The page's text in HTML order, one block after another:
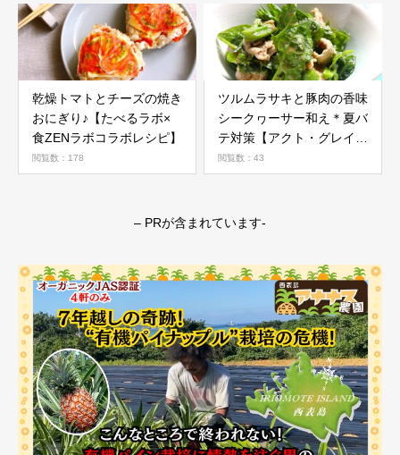
乾燥トマトとチーズの焼き
おにぎり♪【たべるラボ×
食ZENラボコラボレシピ】
閲覧数：178
ツルムラサキと豚肉の香味
シークヮーサー和え＊夏バ
テ対策【アクト・グレイス
ファーム清麗オーガニック
野菜活用レシピ】
閲覧数：43
– PRが含まれています-